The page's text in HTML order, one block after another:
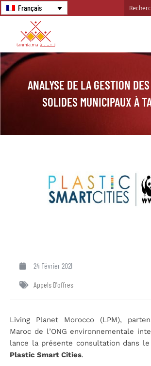
Français
ANALYSE DE LA GESTION
SOLIDES MUNICIPAUX À
24 Février 2021
Appels D'offres
Living Planet Morocco (LPM),
Maroc de l’ONG environnementale
lance la présente consultation dans
Plastic Smart Cities.